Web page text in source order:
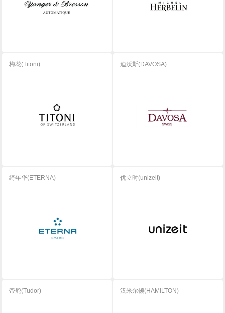
梅花(Titoni) 迪沃斯(DAVOSA)
绮年华(ETERNA) 优立时(unizeit)
帝舵(Tudor) 汉米尔顿(HAMILTON)